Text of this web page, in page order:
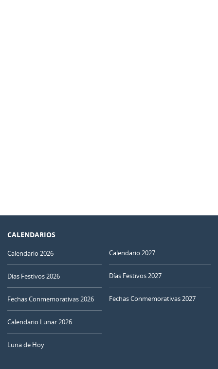
CALENDARIOS
Calendario 2026
Días Festivos 2026
Fechas Conmemorativas 2026
Calendario Lunar 2026
Luna de Hoy
Calendario 2027
Días Festivos 2027
Fechas Conmemorativas 2027